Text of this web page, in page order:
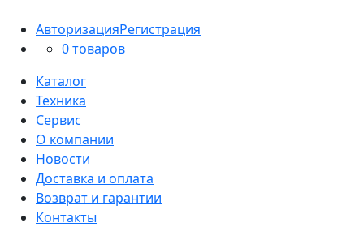
АвторизацияРегистрация
0 товаров
Каталог
Техника
Сервис
О компании
Новости
Доставка и оплата
Возврат и гарантии
Контакты